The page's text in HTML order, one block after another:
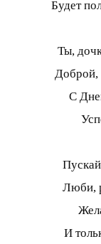
Будет
Ты,
Доброй,
С
Люби,
И